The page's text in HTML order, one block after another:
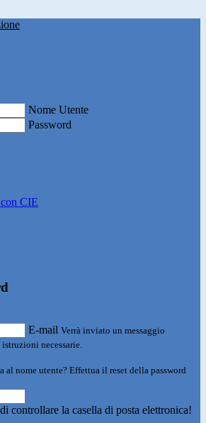
Nome Utente
Password
CIE
E-mail Verrà inviato un messaggio
necessarie.
al nome utente? Effettua il reset della password
controllare la casella di posta elettronica!